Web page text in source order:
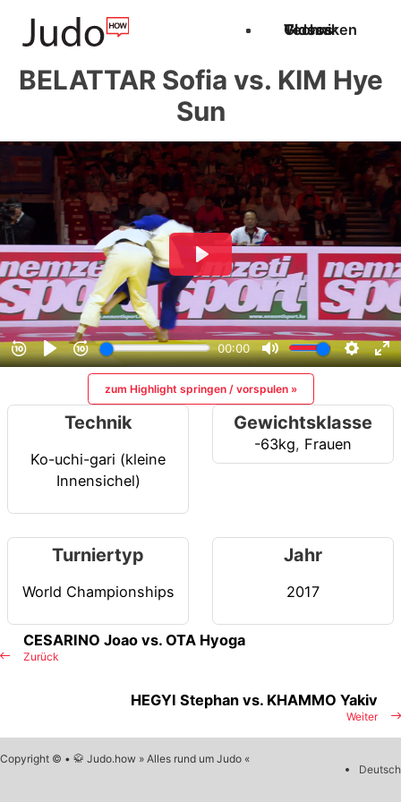
Techniken
Videos
Glossar
BELATTAR Sofia vs. KIM Hye
Sun
zum Highlight springen / vorspulen »
Technik
Ko-uchi-gari (kleine
Innensichel)
Gewichtsklasse
-63kg, Frauen
Turniertyp
World Championships
Jahr
2017
Zurück
CESARINO Joao vs. OTA Hyoga
Weiter
HEGYI Stephan vs. KHAMMO Yakiv
Copyright © • 🥋 Judo.how » Alles rund um Judo «
Deutsch